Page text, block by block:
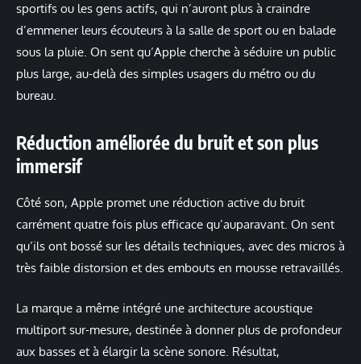
sportifs ou les gens actifs, qui n’auront plus à craindre
d’emmener leurs écouteurs à la salle de sport ou en balade
sous la pluie. On sent qu’Apple cherche à séduire un public
plus large, au-delà des simples usagers du métro ou du
bureau.
Réduction améliorée du bruit et son plus
immersif
Côté son, Apple promet une réduction active du bruit
carrément quatre fois plus efficace qu’auparavant. On sent
qu’ils ont bossé sur les détails techniques, avec des micros à
très faible distorsion et des embouts en mousse retravaillés.
La marque a même intégré une architecture acoustique
multiport sur-mesure, destinée à donner plus de profondeur
aux basses et à élargir la scène sonore. Résultat,